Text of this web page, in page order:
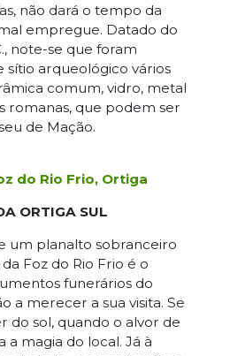
não dará o tempo da
empregue. Datado do
note-se que foram
sítio arqueológico vários
comum, vidro, metal
romanas, que podem ser
de Mação.
do Rio Frio, Ortiga
ORTIGA SUL
um planalto sobranceiro
Foz do Rio Frio é o
funerários do
a merecer a sua visita. Se
do sol, quando o alvor de
a magia do local. Já à